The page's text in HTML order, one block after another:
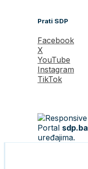
Prati SDP
Facebook
X
YouTube
Instagram
TikTok
Portal sdp.ba
uređajima.